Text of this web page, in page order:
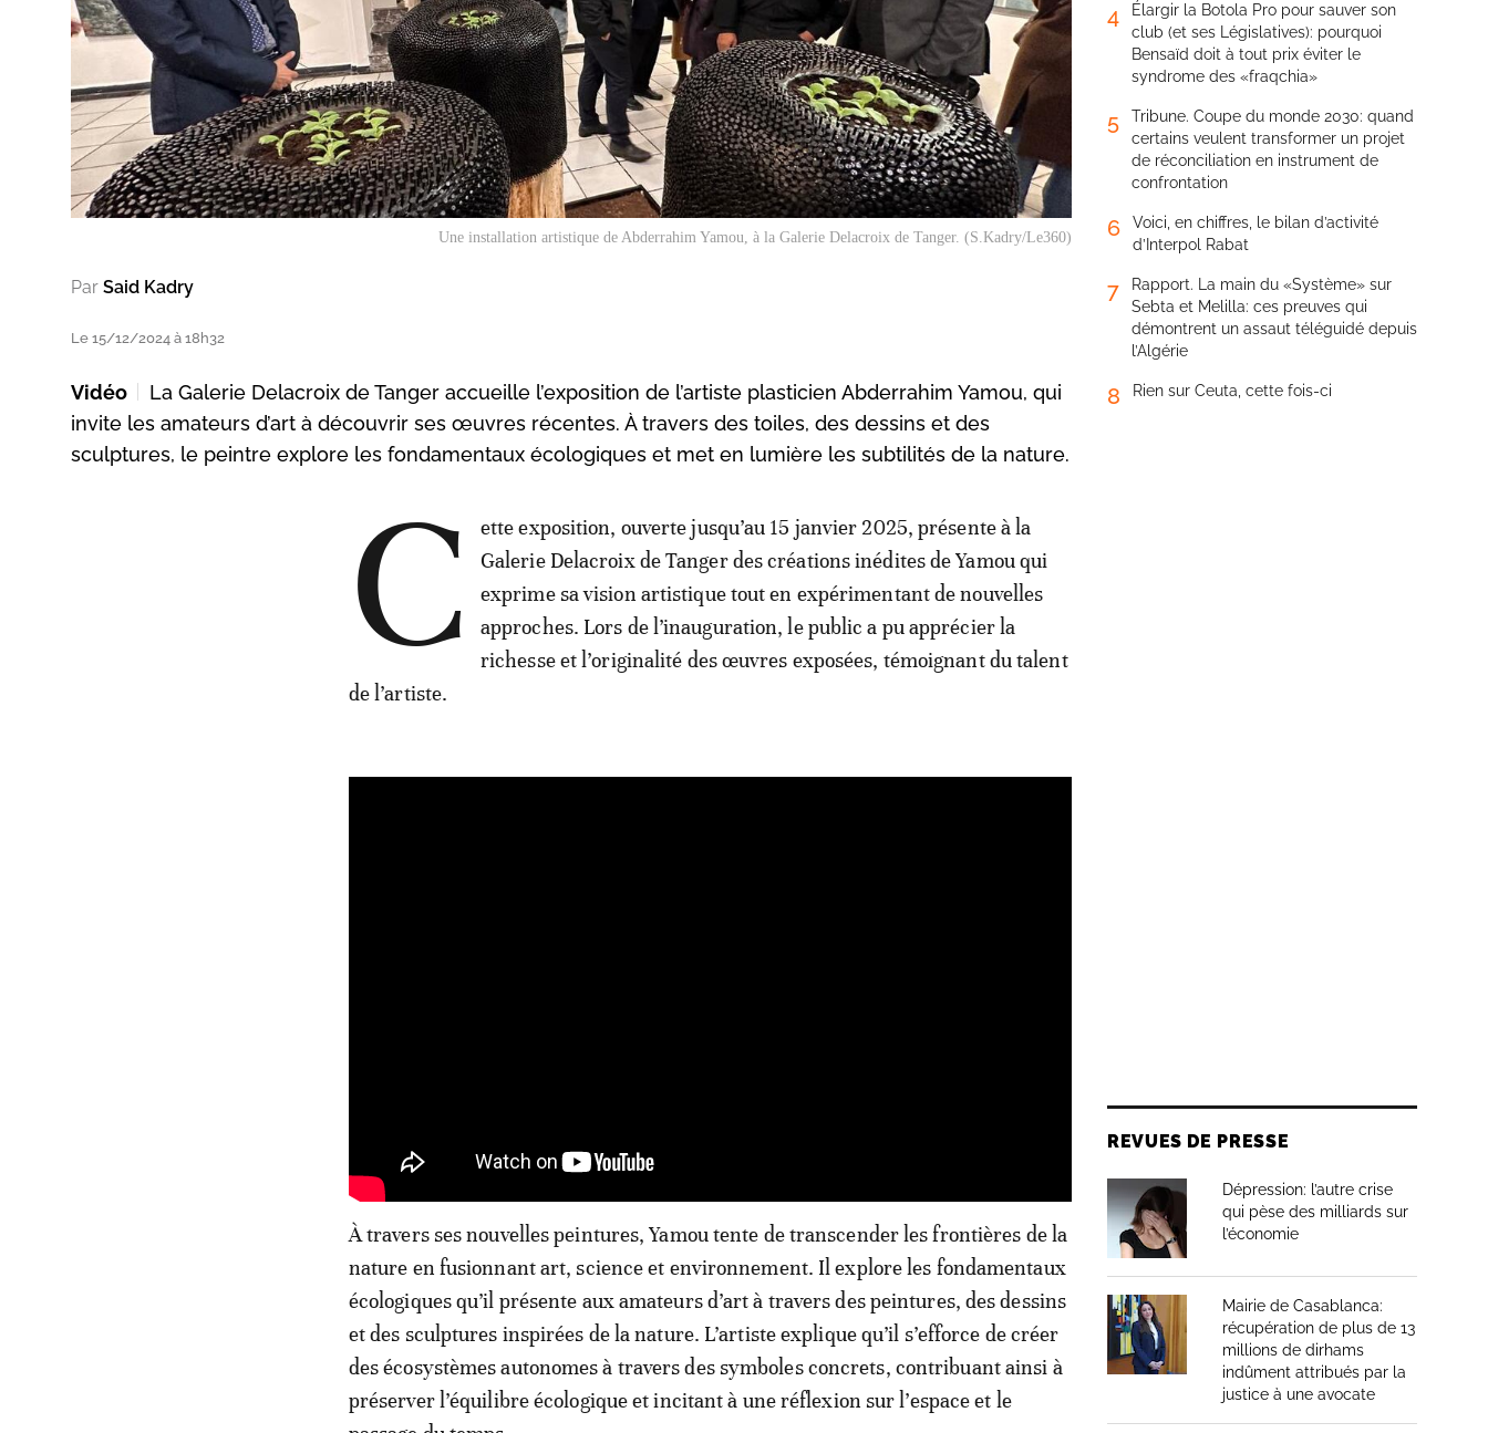
Une installation artistique de Abderrahim Yamou, à la Galerie Delacroix de Tanger. (S.Kadry/Le360)
Par Said Kadry
Le 15/12/2024 à 18h32
Vidéo
La Galerie Delacroix de Tanger accueille l’exposition de l’artiste plasticien Abderrahim Yamou, qui
invite les amateurs d’art à découvrir ses œuvres récentes. À travers des toiles, des dessins et des
sculptures, le peintre explore les fondamentaux écologiques et met en lumière les subtilités de la nature.
C
ette exposition, ouverte jusqu’au 15 janvier 2025, présente à la
Galerie Delacroix de Tanger des créations inédites de Yamou qui
exprime sa vision artistique tout en expérimentant de nouvelles
approches. Lors de l’inauguration, le public a pu apprécier la
richesse et l’originalité des œuvres exposées, témoignant du talent
de l’artiste.
À travers ses nouvelles peintures, Yamou tente de transcender les frontières de la
nature en fusionnant art, science et environnement. Il explore les fondamentaux
écologiques qu’il présente aux amateurs d’art à travers des peintures, des dessins
et des sculptures inspirées de la nature. L’artiste explique qu’il s’efforce de créer
des écosystèmes autonomes à travers des symboles concrets, contribuant ainsi à
préserver l’équilibre écologique et incitant à une réflexion sur l’espace et le
4
Élargir la Botola Pro pour sauver son
club (et ses Législatives): pourquoi
Bensaïd doit à tout prix éviter le
syndrome des «fraqchia»
5
Tribune. Coupe du monde 2030: quand
certains veulent transformer un projet
de réconciliation en instrument de
confrontation
6
Voici, en chiffres, le bilan d’activité
d’Interpol Rabat
7
Rapport. La main du «Système» sur
Sebta et Melilla: ces preuves qui
démontrent un assaut téléguidé depuis
l’Algérie
8 Rien sur Ceuta, cette fois-ci
REVUES DE PRESSE
Dépression: l’autre crise
qui pèse des milliards sur
l’économie
Mairie de Casablanca:
récupération de plus de 13
millions de dirhams
indûment attribués par la
justice à une avocate